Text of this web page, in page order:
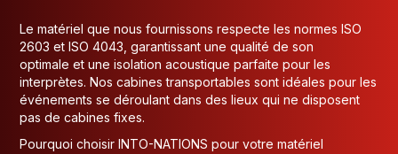
Le matériel que nous fournissons respecte les normes ISO
2603 et ISO 4043, garantissant une qualité de son
optimale et une isolation acoustique parfaite pour les
interprètes. Nos cabines transportables sont idéales pour les
événements se déroulant dans des lieux qui ne disposent
pas de cabines fixes.
Pourquoi choisir INTO-NATIONS pour votre matériel